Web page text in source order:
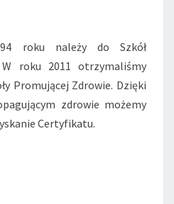
roku należy do Szkół
W roku 2011 otrzymaliśmy
Promującej Zdrowie. Dzięki
zdrowie możemy
Certyfikatu.